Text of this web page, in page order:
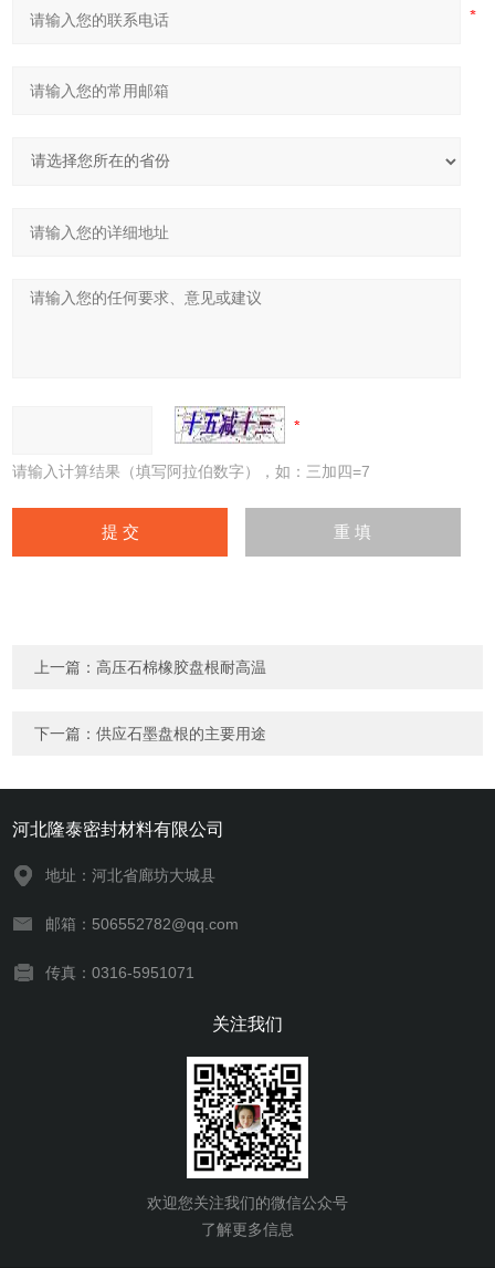
请输入计算结果（填写阿拉伯数字），如：三加四=7
上一篇：高压石棉橡胶盘根耐高温
下一篇：供应石墨盘根的主要用途
河北隆泰密封材料有限公司
地址：河北省廊坊大城县
邮箱：506552782@qq.com
传真：0316-5951071
关注我们
欢迎您关注我们的微信公众号
了解更多信息